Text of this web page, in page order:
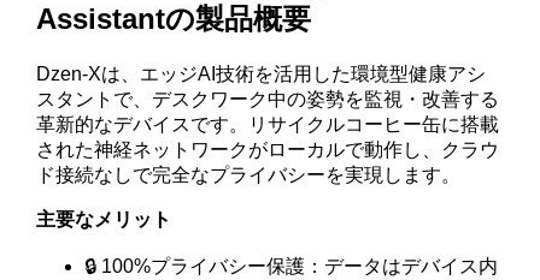
Assistantの製品概要
Dzen-Xは、エッジAI技術を活用した環境型健康アシ
スタントで、デスクワーク中の姿勢を監視・改善する
革新的なデバイスです。リサイクルコーヒー缶に搭載
された神経ネットワークがローカルで動作し、クラウ
ド接続なしで完全なプライバシーを実現します。
主要なメリット
🔒 100%プライバシー保護：データはデバイス内